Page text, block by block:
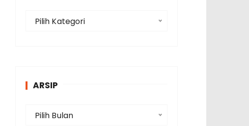
r
Pilih Kategori
ARSIP
Pilih Bulan